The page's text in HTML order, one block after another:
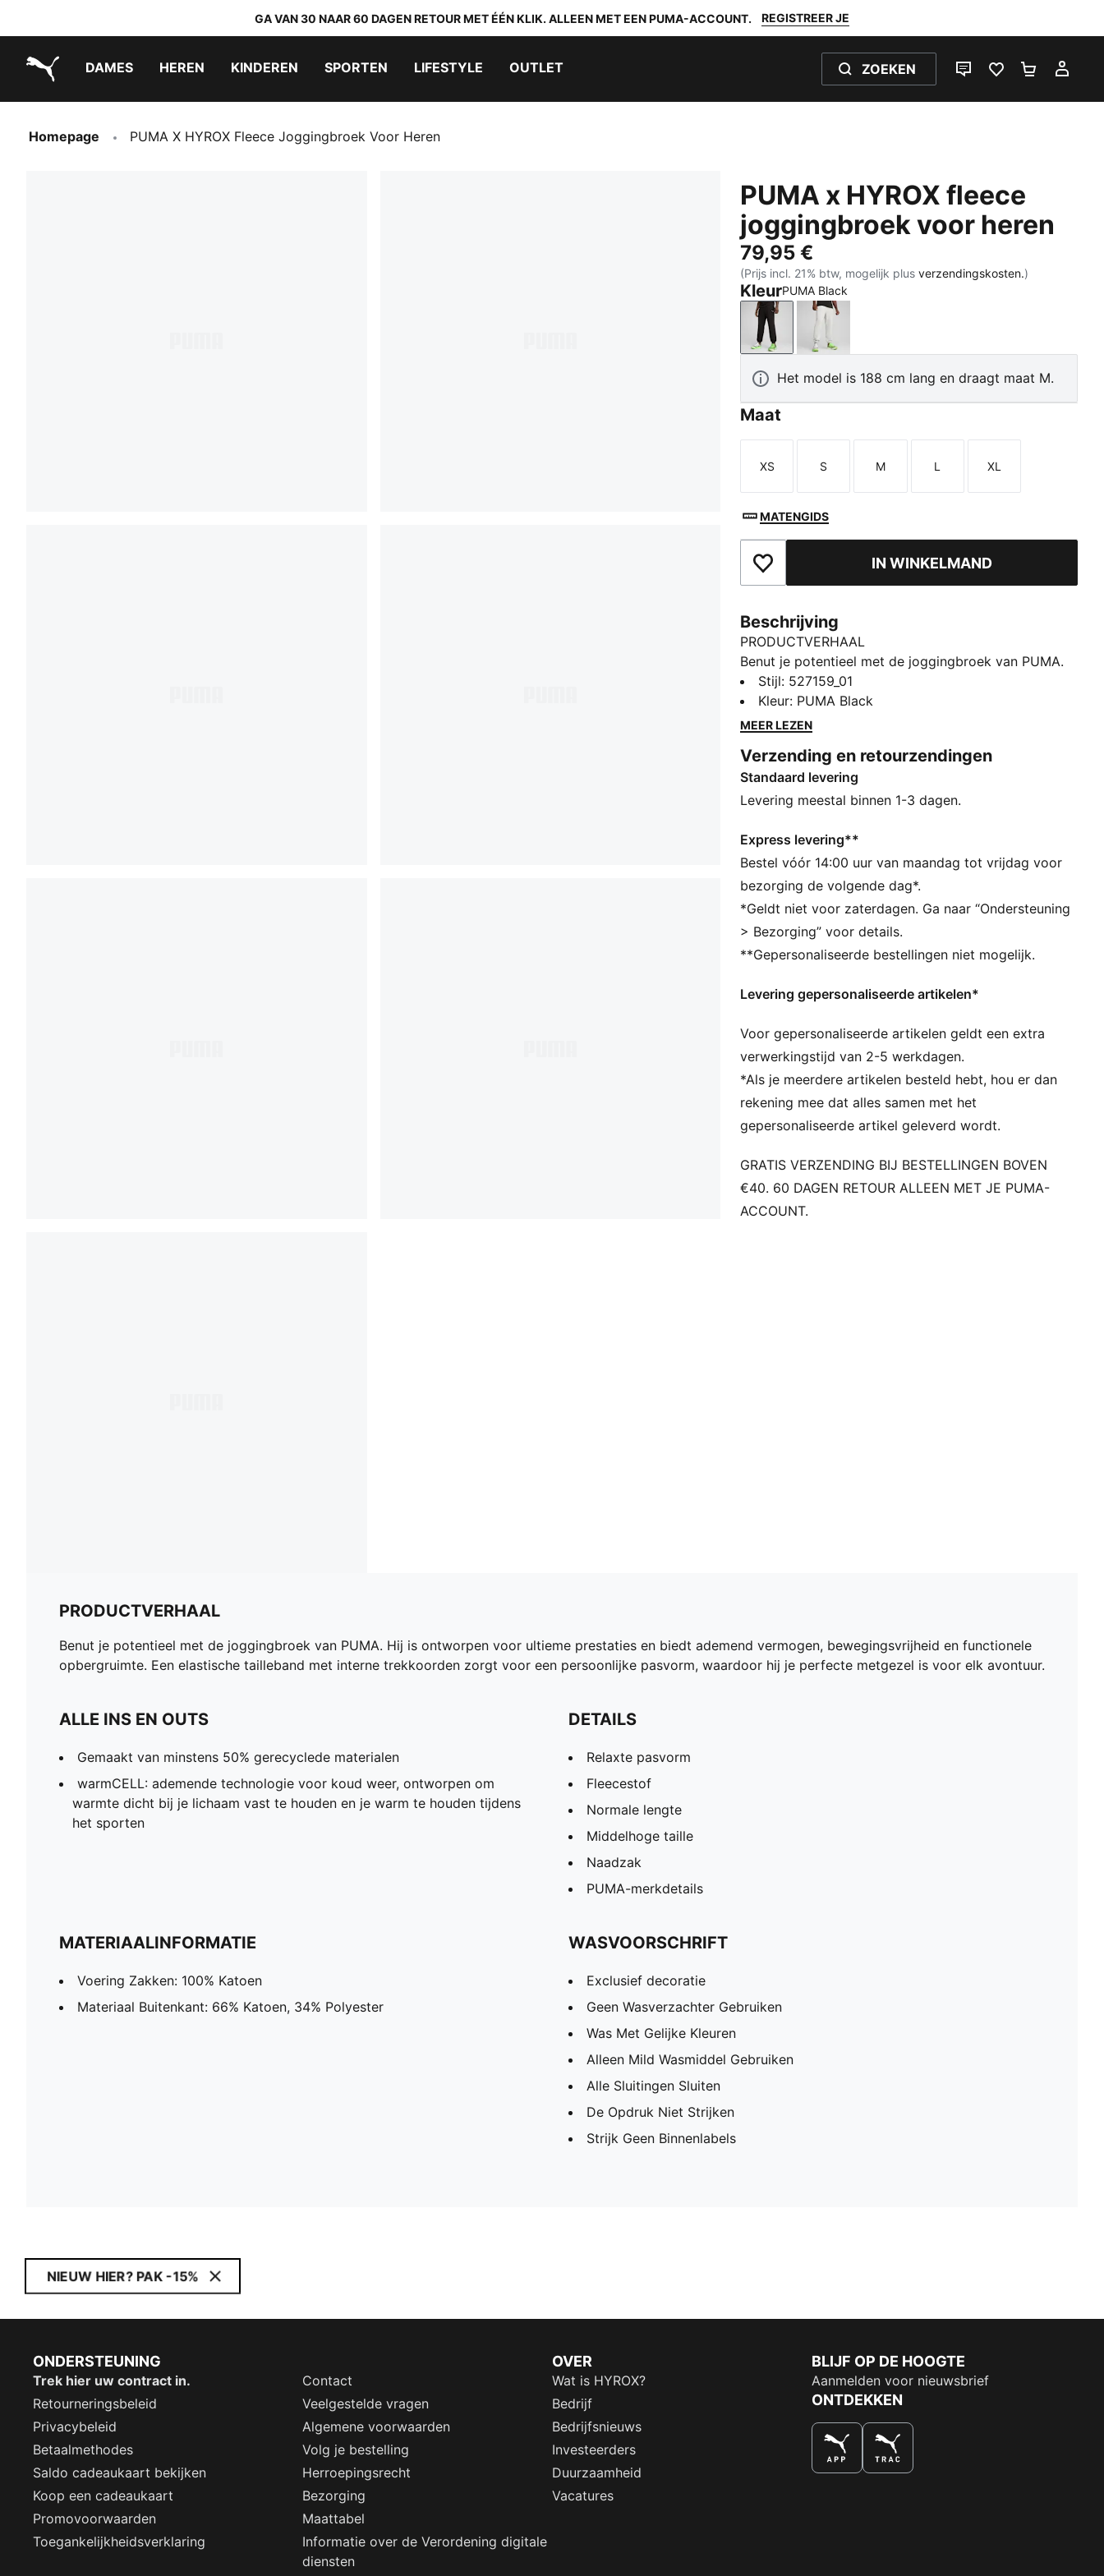
GA VAN 30 NAAR 60 DAGEN RETOUR MET ÉÉN KLIK. ALLEEN MET EEN PUMA-ACCOUNT. REGISTREER JE
DAMES HEREN KINDEREN SPORTEN LIFESTYLE OUTLET ZOEKEN
LIVE CHATFAVORIETEN 0
Homepage PUMA X HYROX Fleece Joggingbroek Voor Heren
PUMA x HYROX fleece
joggingbroek voor heren
79,95 €
(Prijs incl. 21% btw, mogelijk plusverzendingskosten.)
KleurPUMA Black
PUMA BlackLight Gray Heather
Het model is 188 cm lang en draagt maat M.
Maat
Maat
XS
Maat
S
Maat
M
Maat
L
Maat
XL
MATENGIDS
Toegevoegd aan favorietenIN WINKELMAND
Beschrijving
PRODUCTVERHAAL
Benut je potentieel met de joggingbroek van PUMA.
Hij is ontworpen voor ultieme prestaties en biedt
ademend vermogen, bewegingsvrijheid en functionele
opbergruimte. Een elastische tailleband met interne
waardoor hij je perfecte metgezel is voor elk
avontuur.
ALLE INS EN OUTS
warmCELL: ademende technologie voor koud weer,
ontworpen om warmte dicht bij je lichaam vast te
houden en je warm te houden tijdens het sporten
DETAILS
Relaxte pasvorm
Fleecestof
Normale lengte
Naadzak
Stijl: 527159_01
Kleur: PUMA Black
MEER LEZEN
Verzending en retourzendingen
Standaard levering
Levering meestal binnen 1-3 dagen.
Express levering**
Bestel vóór 14:00 uur van maandag tot vrijdag voor
bezorging de volgende dag*.
*Geldt niet voor zaterdagen. Ga naar “Ondersteuning
> Bezorging” voor details.
**Gepersonaliseerde bestellingen niet mogelijk.
Levering gepersonaliseerde artikelen*
Voor gepersonaliseerde artikelen geldt een extra
verwerkingstijd van 2-5 werkdagen.
*Als je meerdere artikelen besteld hebt, hou er dan
rekening mee dat alles samen met het
gepersonaliseerde artikel geleverd wordt.
GRATIS VERZENDING BIJ BESTELLINGEN BOVEN
€40. 60 DAGEN RETOUR ALLEEN MET JE PUMA-
ACCOUNT.
PRODUCTVERHAAL
Benut je potentieel met de joggingbroek van PUMA. Hij is ontworpen voor ultieme prestaties en biedt ademend vermogen, bewegingsvrijheid en functionele
opbergruimte. Een elastische tailleband met interne trekkoorden zorgt voor een persoonlijke pasvorm, waardoor hij je perfecte metgezel is voor elk avontuur.
ALLE INS EN OUTS
Gemaakt van minstens 50% gerecyclede materialen
warmCELL: ademende technologie voor koud weer, ontworpen om
warmte dicht bij je lichaam vast te houden en je warm te houden tijdens
het sporten
DETAILS
Relaxte pasvorm
Fleecestof
Normale lengte
Middelhoge taille
Naadzak
PUMA-merkdetails
MATERIAALINFORMATIE
Voering Zakken: 100% Katoen
Materiaal Buitenkant: 66% Katoen, 34% Polyester
WASVOORSCHRIFT
Exclusief decoratie
Geen Wasverzachter Gebruiken
Was Met Gelijke Kleuren
Alleen Mild Wasmiddel Gebruiken
Alle Sluitingen Sluiten
De Opdruk Niet Strijken
Strijk Geen Binnenlabels
NIEUW HIER? PAK -15%
ONDERSTEUNING
Trek hier uw contract in.
Contact
Retourneringsbeleid
Veelgestelde vragen
Privacybeleid
Algemene voorwaarden
Betaalmethodes
Volg je bestelling
Saldo cadeaukaart bekijken
Herroepingsrecht
Koop een cadeaukaart
Bezorging
Promovoorwaarden
Maattabel
Toegankelijkheidsverklaring
Informatie over de Verordening digitale
diensten
OVER
Wat is HYROX?
Bedrijf
Bedrijfsnieuws
Investeerders
Duurzaamheid
Vacatures
BLIJF OP DE HOOGTE
Aanmelden voor nieuwsbrief
ONTDEKKEN